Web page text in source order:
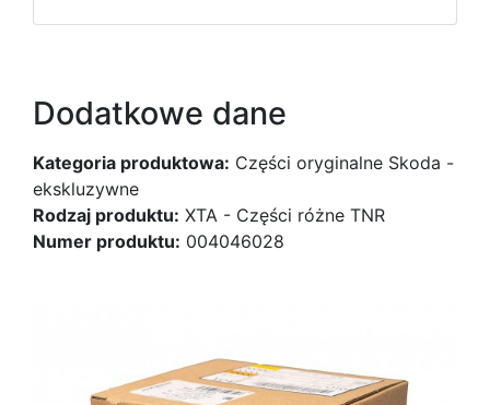
Dodatkowe dane
Kategoria produktowa: Części oryginalne Skoda -
ekskluzywne
Rodzaj produktu: XTA - Części różne TNR
Numer produktu: 004046028